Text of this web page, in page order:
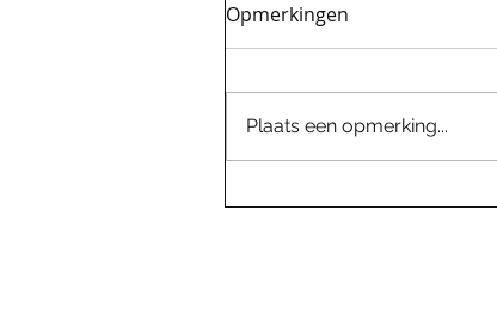
Opmerkingen
Plaats een opmerking...